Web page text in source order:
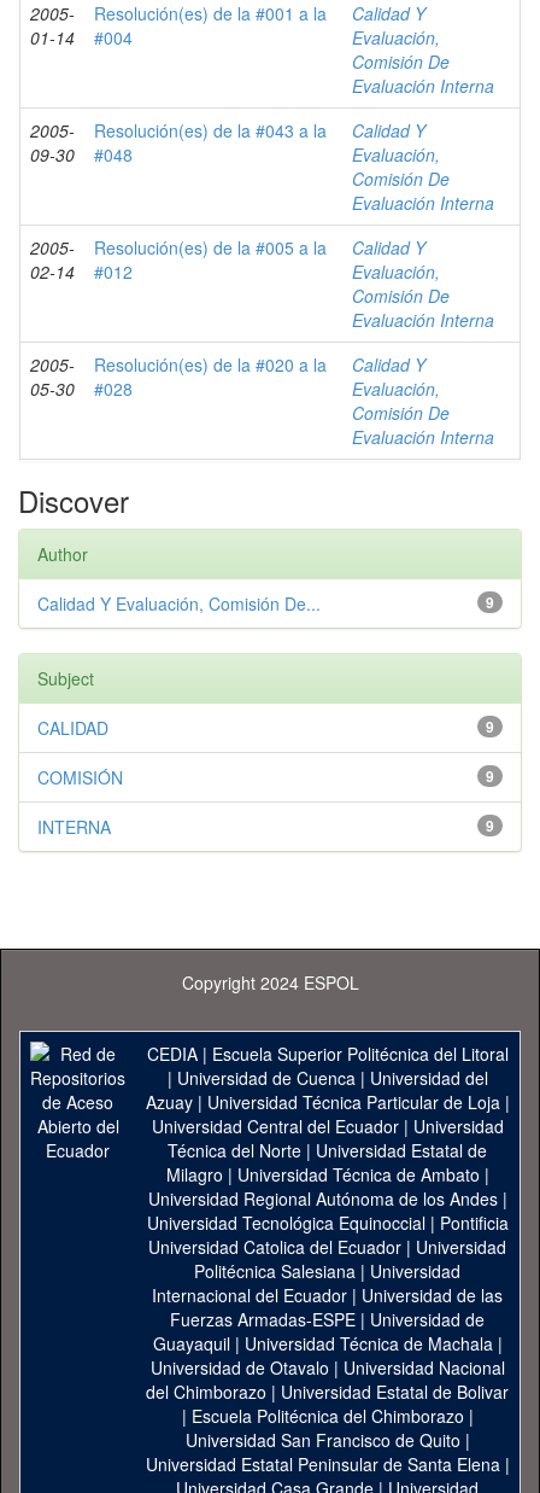
2005-
01-14
Resolución(es) de la #001 a la
#004
Calidad Y
Evaluación,
Comisión De
Evaluación Interna
2005-
09-30
Resolución(es) de la #043 a la
#048
Calidad Y
Evaluación,
Comisión De
Evaluación Interna
2005-
02-14
Resolución(es) de la #005 a la
#012
Calidad Y
Evaluación,
Comisión De
Evaluación Interna
2005-
05-30
Resolución(es) de la #020 a la
#028
Calidad Y
Evaluación,
Comisión De
Evaluación Interna
Discover
Author
9
Calidad Y Evaluación, Comisión De...
Subject
9
CALIDAD
9
COMISIÓN
9
INTERNA
Copyright 2024 ESPOL
CEDIA| Escuela Superior Politécnica del Litoral
| Universidad de Cuenca| Universidad del
Azuay| Universidad Técnica Particular de Loja|
Universidad Central del Ecuador| Universidad
Técnica del Norte | Universidad Estatal de
Milagro | Universidad Técnica de Ambato |
Universidad Regional Autónoma de los Andes|
Universidad Tecnológica Equinoccial| Pontificia
Universidad Catolica del Ecuador | Universidad
Politécnica Salesiana | Universidad
Internacional del Ecuador | Universidad de las
Fuerzas Armadas-ESPE | Universidad de
Guayaquil| Universidad Técnica de Machala|
Universidad de Otavalo | Universidad Nacional
del Chimborazo | Universidad Estatal de Bolivar
| Escuela Politécnica del Chimborazo |
Universidad San Francisco de Quito |
Universidad Estatal Peninsular de Santa Elena|
Universidad Casa Grande | Universidad